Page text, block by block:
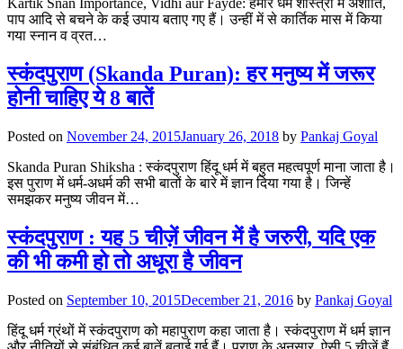
Kartik Snan Importance, Vidhi aur Fayde: हमारे धर्म शास्त्रों में अशांति,
पाप आदि से बचने के कई उपाय बताए गए हैं। उन्हीं में से कार्तिक मास में किया
गया स्नान व व्रत…
स्कंदपुराण (Skanda Puran): हर मनुष्य में जरूर
होनी चाहिए ये 8 बातें
Posted on November 24, 2015January 26, 2018 by Pankaj Goyal
Skanda Puran Shiksha : स्कंदपुराण हिंदू धर्म में बहुत महत्वपूर्ण माना जाता है।
इस पुराण में धर्म-अधर्म की सभी बातों के बारे में ज्ञान दिया गया है। जिन्हें
समझकर मनुष्य जीवन में…
स्कंदपुराण : यह 5 चीज़ें जीवन में है जरुरी, यदि एक
की भी कमी हो तो अधूरा है जीवन
Posted on September 10, 2015December 21, 2016 by Pankaj Goyal
हिंदू धर्म ग्रंथों में स्कंदपुराण को महापुराण कहा जाता है। स्कंदपुराण में धर्म ज्ञान